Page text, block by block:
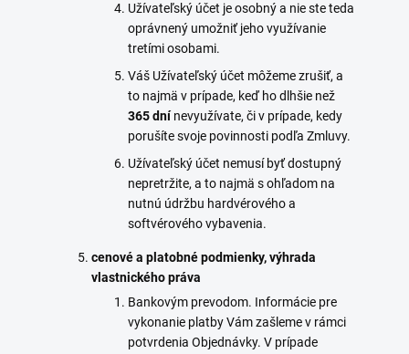
Užívateľský účet je osobný a nie ste teda
oprávnený umožniť jeho využívanie
tretími osobami.
Váš Užívateľský účet môžeme zrušiť, a
to najmä v prípade, keď ho dlhšie než
365 dnínevyužívate, či v prípade, kedy
porušíte svoje povinnosti podľa Zmluvy.
Užívateľský účet nemusí byť dostupný
nepretržite, a to najmä s ohľadom na
nutnú údržbu hardvérového a
softvérového vybavenia.
cenové a platobné podmienky, výhrada
vlastnického práva
Bankovým prevodom. Informácie pre
vykonanie platby Vám zašleme v rámci
potvrdenia Objednávky. V prípade